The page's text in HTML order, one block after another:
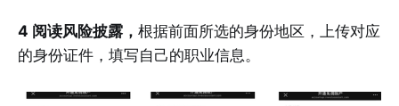
4 阅读风险披露， 根据前面所选的身份地区，上传对应
的身份证件，填写自己的职业信息。